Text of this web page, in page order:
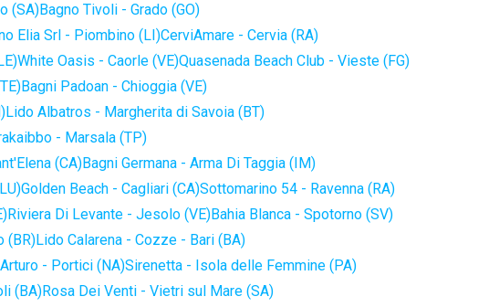
(SA)Bagno Tivoli - Grado (GO)
Elia Srl - Piombino (LI)CerviAmare - Cervia (RA)
White Oasis - Caorle (VE)Quasenada Beach Club - Vieste (FG)
Bagni Padoan - Chioggia (VE)
Lido Albatros - Margherita di Savoia (BT)
- Marsala (TP)
(CA)Bagni Germana - Arma Di Taggia (IM)
Golden Beach - Cagliari (CA)Sottomarino 54 - Ravenna (RA)
Riviera Di Levante - Jesolo (VE)Bahia Blanca - Spotorno (SV)
(BR)Lido Calarena - Cozze - Bari (BA)
- Portici (NA)Sirenetta - Isola delle Femmine (PA)
(BA)Rosa Dei Venti - Vietri sul Mare (SA)